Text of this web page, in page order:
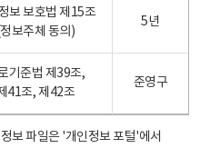
보 보호법 제15조
보주체 동의)
5년
기준법 제39조,
41조, 제42조
준영구
보 파일은 '개인정보 포털'에서